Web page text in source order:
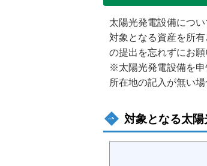
太陽光発電設備につ
対象となる資産を所
の提出を忘れずにお願
※太陽光発電設備を申
所在地の記入が無い
対象となる太